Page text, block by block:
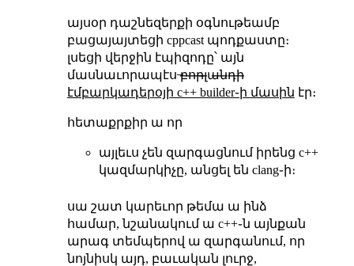
այսօր դաշնեզերքի օգնութեամբ
բացայայտեցի cppcast պոդքաստը։
լսեցի վերջին էպիզոդը՝ այն
մասնաւորապէս ̶բ̶ո̶ր̶լ̶ա̶ն̶դ̶ի̶
էմբարկադերօյի c++ builder֊ի մասին էր։
հետաքրքիր ա որ
այլեւս չեն զարգացնում իրենց c++
կազմարկիչը, անցել են clang֊ի։
սա շատ կարեւոր թեմա ա ինձ
համար, նշանակում ա c++֊ն այնքան
արագ տեմպերով ա զարգանում, որ
նոյնիսկ այդ, բաւական լուրջ,